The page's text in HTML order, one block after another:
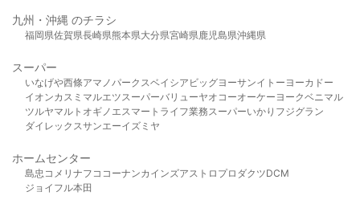
九州・沖縄 のチラシ
福岡県佐賀県長崎県熊本県大分県宮崎県鹿児島県沖縄県
スーパー
いなげや西條アマノパークスベイシア ビッグヨーサンイトーヨーカドー
イオンカスミ マルエツスーパーバリューヤオコーオーケー ヨークベニマル
ツルヤマルト オギノ エスマート ライフ業務スーパーいかり フジグラン
ダイレックスサンエーイズミヤ
ホームセンター
島忠 コメリ ナフコ コーナンカインズアストロプロダクツDCM
ジョイフル本田